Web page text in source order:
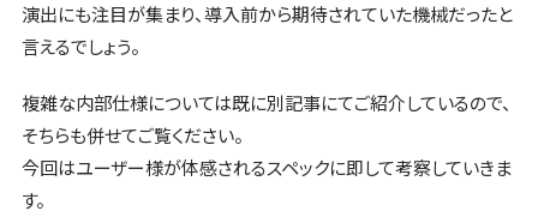
演出にも注目が集まり、導入前から期待されていた機械だったと
言えるでしょう。
複雑な内部仕様については既に別記事にてご紹介しているので、
そちらも併せてご覧ください。
今回はユーザー様が体感されるスペックに即して考察していきま
す。